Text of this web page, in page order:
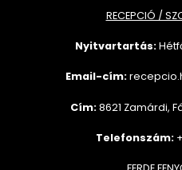
RECEPCIÓ /
Nyitvartartás:
Email-cím:
Cím:8621 Zamárdi,
Telefonszám: